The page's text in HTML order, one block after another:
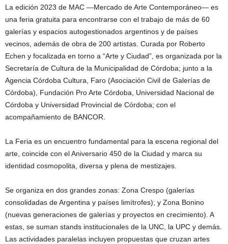
La edición 2023 de MAC —Mercado de Arte Contemporáneo— es
una feria gratuita para encontrarse con el trabajo de más de 60
galerías y espacios autogestionados argentinos y de países
vecinos, además de obra de 200 artistas. Curada por Roberto
Echen y focalizada en torno a “Arte y Ciudad”, es organizada por la
Secretaría de Cultura de la Municipalidad de Córdoba; junto a la
Agencia Córdoba Cultura, Faro (Asociación Civil de Galerías de
Córdoba), Fundación Pro Arte Córdoba, Universidad Nacional de
Córdoba y Universidad Provincial de Córdoba; con el
acompañamiento de BANCOR.
La Feria es un encuentro fundamental para la escena regional del
arte, coincide con el Aniversario 450 de la Ciudad y marca su
identidad cosmopolita, diversa y plena de mestizajes.
Se organiza en dos grandes zonas: Zona Crespo (galerías
consolidadas de Argentina y países limítrofes); y Zona Bonino
(nuevas generaciones de galerías y proyectos en crecimiento). A
estas, se suman stands institucionales de la UNC, la UPC y demás.
Las actividades paralelas incluyen propuestas que cruzan artes